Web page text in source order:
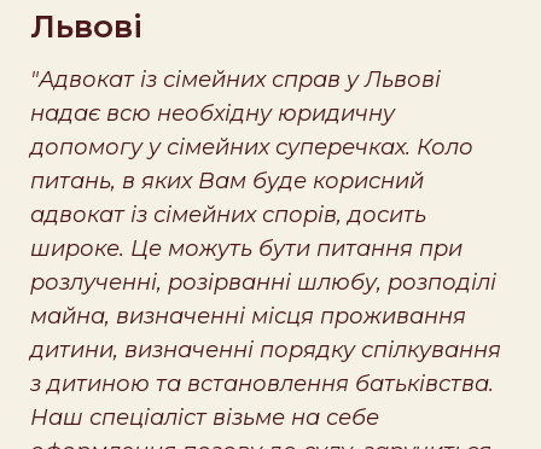
Львові
"Адвокат із сімейних справ у Львові
надає всю необхідну юридичну
допомогу у сімейних суперечках. Коло
питань, в яких Вам буде корисний
адвокат із сімейних спорів, досить
широке. Це можуть бути питання при
розлученні, розірванні шлюбу, розподілі
майна, визначенні місця проживання
дитини, визначенні порядку спілкування
з дитиною та встановлення батьківства.
Наш спеціаліст візьме на себе